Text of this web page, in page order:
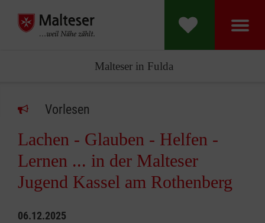
Malteser in Fulda
Vorlesen
Lachen - Glauben - Helfen -
Lernen ... in der Malteser
Jugend Kassel am Rothenberg
06.12.2025